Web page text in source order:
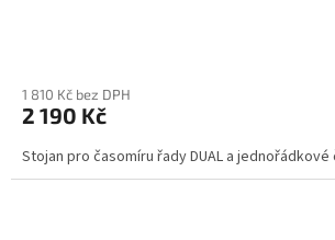
1 810 Kč bez DPH
2 190 Kč
Stojan pro časomíru řady DUAL a jednořádkové